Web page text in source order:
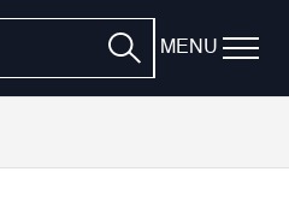
MENU